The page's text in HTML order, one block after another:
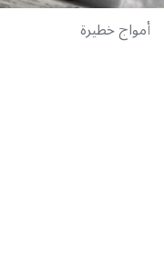
أمواج خطيرة